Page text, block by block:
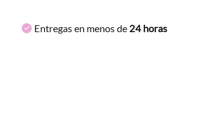
Entregas en menos de 24 horas